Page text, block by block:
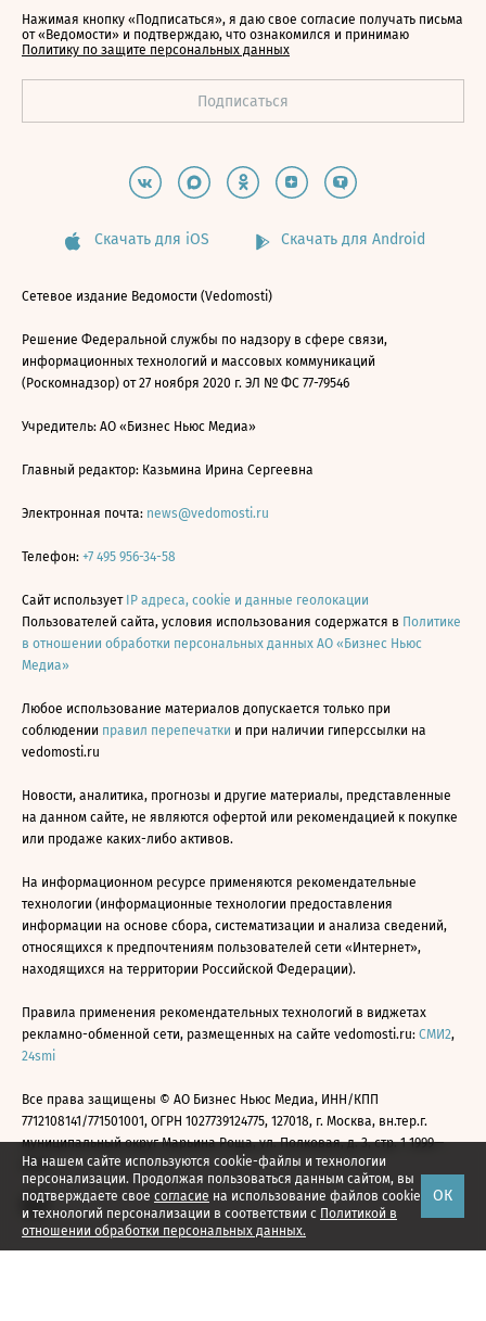
На нашем сайте используются cookie-файлы и технологии
персонализации. Продолжая пользоваться данным сайтом, вы
подтверждаете свое согласие на использование файлов cookie
и технологий персонализации в соответствии с Политикой в
отношении обработки персональных данных.
ОК
Нажимая кнопку «Подписаться», я даю свое согласие получать письма
от «Ведомости» и подтверждаю, что ознакомился и принимаю
Политику по защите персональных данных
Скачать для iOS Скачать для Android
Сетевое издание Ведомости (Vedomosti)
Решение Федеральной службы по надзору в сфере связи,
информационных технологий и массовых коммуникаций
(Роскомнадзор) от 27 ноября 2020 г. ЭЛ № ФС 77-79546
Учредитель: АО «Бизнес Ньюс Медиа»
Главный редактор: Казьмина Ирина Сергеевна
Электронная почта: news@vedomosti.ru
Телефон: +7 495 956-34-58
Сайт использует IP адреса, cookie и данные геолокации
Пользователей сайта, условия использования содержатся в Политике
в отношении обработки персональных данных АО «Бизнес Ньюс
Медиа»
Любое использование материалов допускается только при
соблюдении правил перепечатки и при наличии гиперссылки на
vedomosti.ru
Новости, аналитика, прогнозы и другие материалы, представленные
на данном сайте, не являются офертой или рекомендацией к покупке
или продаже каких-либо активов.
На информационном ресурсе применяются рекомендательные
технологии (информационные технологии предоставления
информации на основе сбора, систематизации и анализа сведений,
относящихся к предпочтениям пользователей сети «Интернет»,
находящихся на территории Российской Федерации).
Правила применения рекомендательных технологий в виджетах
рекламно-обменной сети, размещенных на сайте vedomosti.ru: СМИ2,
24smi
Все права защищены © АО Бизнес Ньюс Медиа, ИНН/КПП
7712108141/771501001, ОГРН 1027739124775, 127018, г. Москва, вн.тер.г.
муниципальный округ Марьина Роща, ул. Полковая, д. 3, стр. 1 1999—
2026